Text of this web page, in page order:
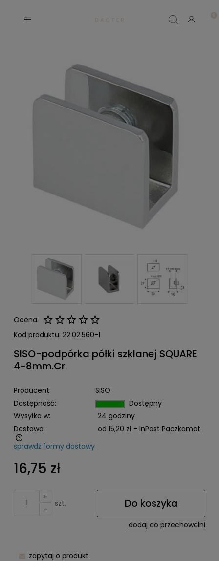
D A C T E R
Ocena:
Kod produktu: 22.02.560-1
SISO-podpórka półki szklanej SQUARE
4-8mm.Cr.
Producent:
SISO
Dostępność:
Dostępny
Wysyłka w:
24 godziny
Dostawa:
od 15,20 zł - InPost Paczkomat
Cena nie zawiera ewentualnych kosztów płatności
sprawdź formy dostawy
16,75 zł
+
-
szt. Do koszyka
dodaj do przechowalni
zapytaj o produkt